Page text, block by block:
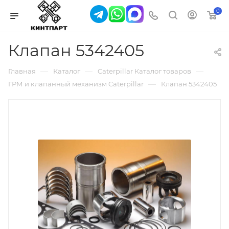
0
Клапан 5342405
Главная — Каталог — Caterpillar Каталог товаров —
ГРМ и клапанный механизм Caterpillar — Клапан 5342405